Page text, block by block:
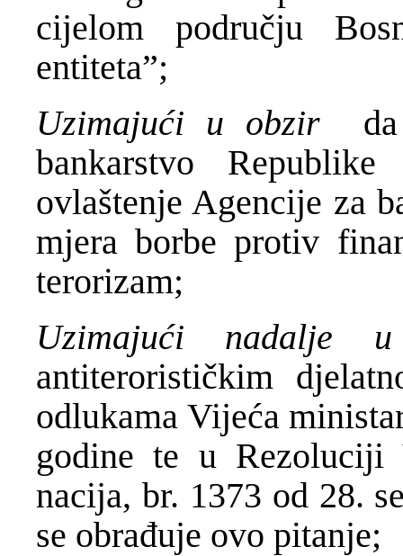
cijelom području
entiteta”;
Uzimajući u obzirda
bankarstvo
ovlaštenje Agencije za
mjera borbe protiv
terorizam;
Uzimajući nadalje
antiterorističkim
odlukama Vijeća
godine te u Rezoluciji
nacija, br. 1373 od 28.
se obrađuje ovo pitanje;